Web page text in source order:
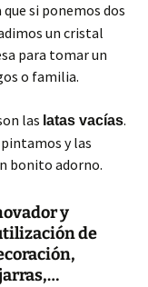
si ponemos dos
un cristal
para tomar un
o familia.
las latas vacías.
y las
bonito adorno.
y
de